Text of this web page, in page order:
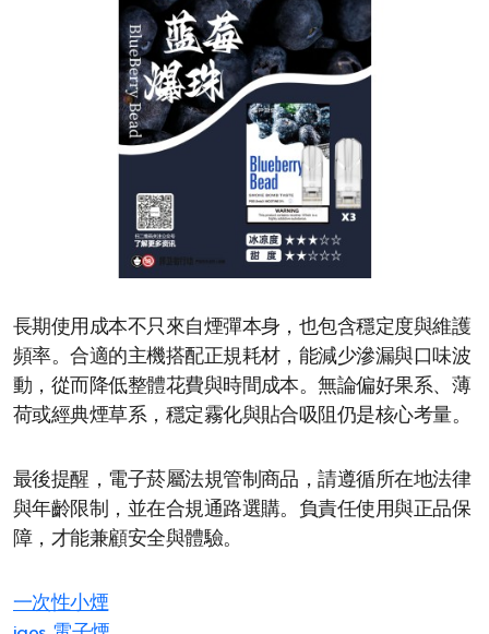
長期使用成本不只來自煙彈本身，也包含穩定度與維護
頻率。合適的主機搭配正規耗材，能減少滲漏與口味波
動，從而降低整體花費與時間成本。無論偏好果系、薄
荷或經典煙草系，穩定霧化與貼合吸阻仍是核心考量。
最後提醒，電子菸屬法規管制商品，請遵循所在地法律
與年齡限制，並在合規通路選購。負責任使用與正品保
障，才能兼顧安全與體驗。
一次性小煙